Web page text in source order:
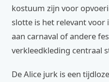
kostuum zijn voor
slotte is het relevant voor
aan carnaval of andere
verkleedkleding centraal
De Alice jurk is een